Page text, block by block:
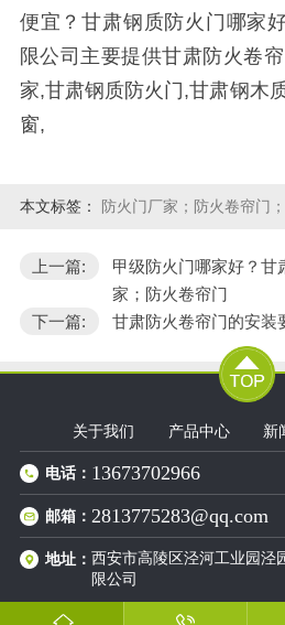
便宜？甘肃钢质防火门哪家
限公司主要提供甘肃防火卷
家,甘肃钢质防火门,甘肃钢木
窗,
本文标签： 防火门厂家；防火卷帘门
上一篇:
甲级防火门哪家好？甘
家；防火卷帘门
下一篇:
甘肃防火卷帘门的安装
关于我们 产品中心 新
电话： 13673702966
邮箱： 2813775283@qq.com
地址：西安市高陵区泾河工业园泾
限公司